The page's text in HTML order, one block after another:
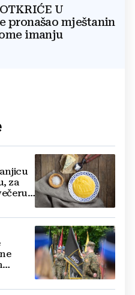
U
pronašao mještanin
imanju
za